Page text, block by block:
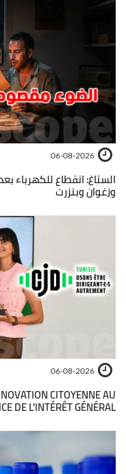
06-08-2026
الستاغ: انقطاع للكهرباء
وزغوان وبنزرت
06-08-2026
CITOYENNE AU
DE L'INTÉRÊT GÉNÉRAL